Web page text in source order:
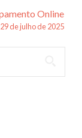
Online
29 de julho de 2025